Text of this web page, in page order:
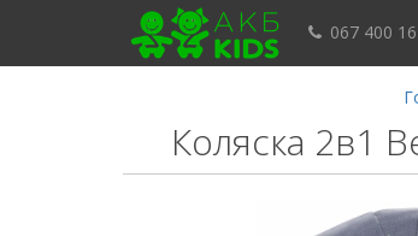
067 400
Коляска 2в1